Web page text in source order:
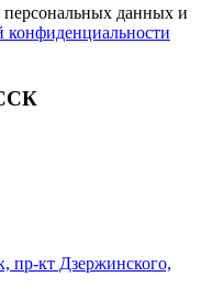
персональных данных и
конфиденциальности
пр-кт Дзержинского,